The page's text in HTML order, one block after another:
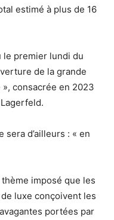
estimé à plus de 16
le premier lundi du
de la grande
consacrée en 2023
d’ailleurs : « en
imposé que les
luxe conçoivent les
portées par